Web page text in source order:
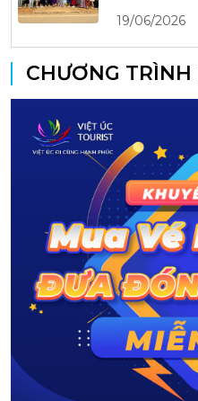
19/06/2026
CHƯƠNG